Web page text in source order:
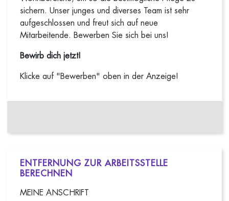
sichern. Unser junges und diverses Team ist sehr
aufgeschlossen und freut sich auf neue
Mitarbeitende. Bewerben Sie sich bei uns!
Bewirb dich jetzt!
Klicke auf "Bewerben" oben in der Anzeige!
ENTFERNUNG ZUR ARBEITSSTELLE
BERECHNEN
MEINE ANSCHRIFT